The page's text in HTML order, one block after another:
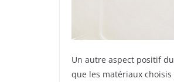
Un autre aspect positif
que les matériaux